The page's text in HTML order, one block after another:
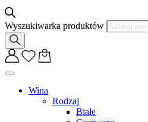
Wyszukiwarka produktów
Wina
Rodzaj
Białe